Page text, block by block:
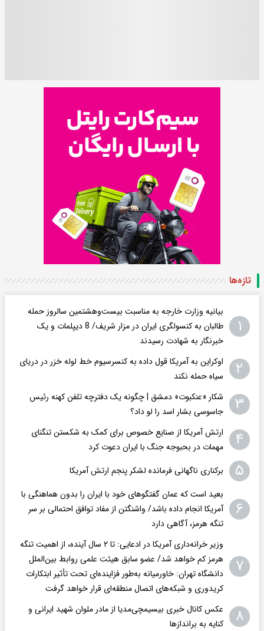
تازه‌ها
۱
بیانیه وزارت خارجه به مناسبت بیست‌وهشتمین سالروز حمله
طالبان به کنسولگری ایران در مزار شریف/ 8 دیپلمات و یک
خبرنگار به شهادت رسیدند
۲
اوکراین به آمریکا قول داده به کنسرسیوم خط لوله خزر در دریای
سیاه حمله نکند
۳
شکار «عنکبوت» دمشق | چگونه یک دفترچه تلفن کهنه رئیس
جاسوسی بشار اسد را لو داد؟
۴
ارتش آمریکا از صنایع خصوص برای کمک به شکستن تنگنای
مهمات در بحبوجه جنگ با ایران دعوت کرد
۵ برکناری ناگهانی فرمانده لشکر پنجم ارتش آمریکا
۶
بعید است که عمان گفتگوهای خود با ایران را بدون هماهنگی با
آمریکا انجام داده باشد/ واشنگتن‌ از مفاد توافق احتمالی بر سر
تنگه هرمز، آگاهی دارد
۷
وزیر خرانه‌داری آمریکا در ادعایی: تا ۲ سال آینده، از اهمیت تنگه
هرمز کم خواهد شد/ عضو سابق هیئت علمی روابط بین‌الملل
دانشگاه تهران: خاورمیانه به‌طور فزاینده‌ای تحت تأثیر ابتکارات
کریدوری و شبکه‌های اتصال منطقه‌ای قرار خواهد گرفت
۸
عکس کانال خبری بیسیمچی‌مدیا از مادر ملوان شهید ایرانی و
کنایه به براندازها